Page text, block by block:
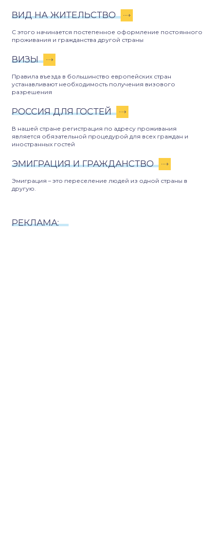
ВИД НА ЖИТЕЛЬСТВО
С этого начинается постепенное оформление постоянного
проживания и гражданства другой страны
ВИЗЫ
Правила въезда в большинство европейских стран
устанавливают необходимость получения визового
разрешения
РОССИЯ ДЛЯ ГОСТЕЙ
В нашей стране регистрация по адресу проживания
является обязательной процедурой для всех граждан и
иностранных гостей
ЭМИГРАЦИЯ И ГРАЖДАНСТВО
Эмиграция – это переселение людей из одной страны в
другую.
РЕКЛАМА: